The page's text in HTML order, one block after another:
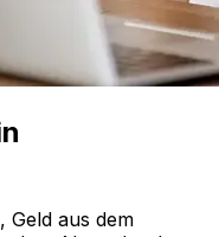
Geld aus dem